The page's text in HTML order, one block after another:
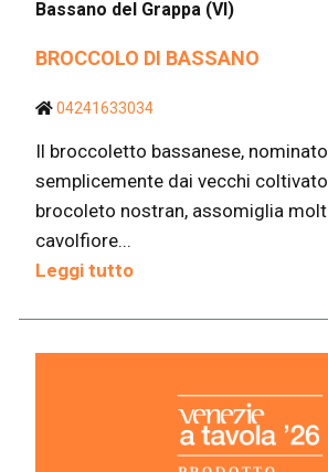
Bassano del Grappa (VI)
BROCCOLO DI BASSANO
04241633034
Il broccoletto bassanese, nominato
semplicemente dai vecchi
brocoleto nostran, assomiglia
cavolfiore...
Leggi tutto